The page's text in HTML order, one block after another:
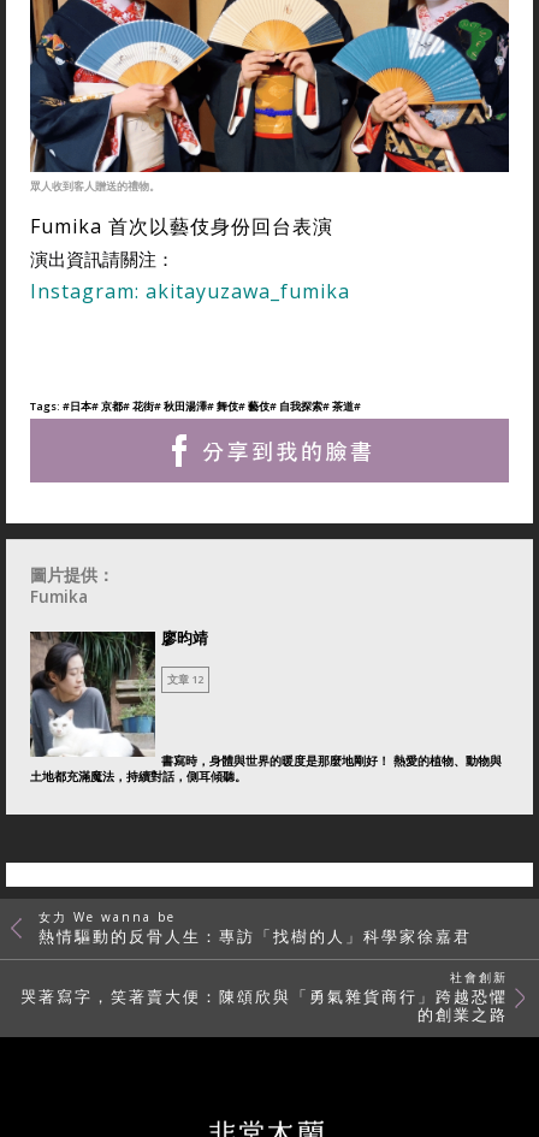
眾人收到客人贈送的禮物。
Fumika 首次以藝伎身份回台表演
演出資訊請關注：
Instagram: akitayuzawa_fumika
Tags: #日本# 京都# 花街# 秋田湯澤# 舞伎# 藝伎# 自我探索# 茶道#
圖片提供：
Fumika
廖昀靖
文章 12
書寫時，身體與世界的暖度是那麼地剛好！ 熱愛的植物、動物與
土地都充滿魔法，持續對話，側耳傾聽。
女力 We wanna be
熱情驅動的反骨人生：專訪「找樹的人」科學家徐嘉君
社會創新
哭著寫字，笑著賣大便：陳頌欣與「勇氣雜貨商行」跨越恐懼
的創業之路